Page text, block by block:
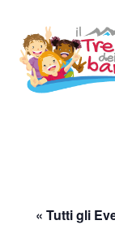
contenuto
« Tutti gli